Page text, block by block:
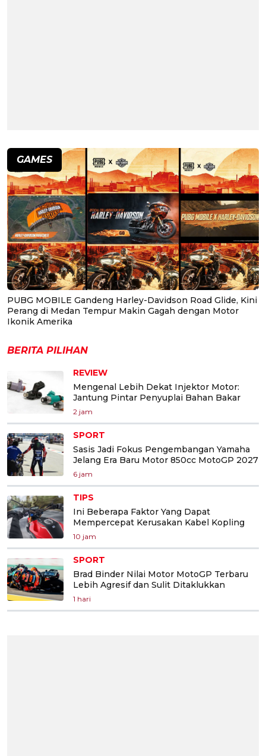
GAMES
PUBG MOBILE Gandeng Harley-Davidson Road Glide, Kini
Perang di Medan Tempur Makin Gagah dengan Motor
Ikonik Amerika
BERITA PILIHAN
REVIEW
Mengenal Lebih Dekat Injektor Motor:
Jantung Pintar Penyuplai Bahan Bakar
2 jam
SPORT
Sasis Jadi Fokus Pengembangan Yamaha
Jelang Era Baru Motor 850cc MotoGP 2027
6 jam
TIPS
Ini Beberapa Faktor Yang Dapat
Mempercepat Kerusakan Kabel Kopling
10 jam
SPORT
Brad Binder Nilai Motor MotoGP Terbaru
Lebih Agresif dan Sulit Ditaklukkan
1 hari